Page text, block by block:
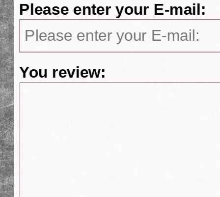
Please enter your E-mail:
You review: